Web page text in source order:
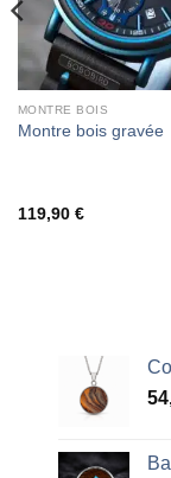
MONTRE BOIS
Montre bois gravée
119,90 €